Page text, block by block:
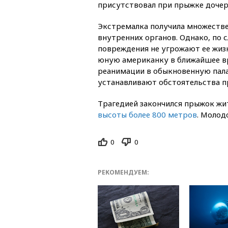
присутствовал при прыжке
Экстремалка получила
внутренних органов. Однако, по
повреждения не угрожают ее
юную американку в ближайшее
реанимации в обыкновенную
устанавливают обстоятельства
Трагедией закончился прыжок
высоты более 800 метров.
0 0
РЕКОМЕНДУЕМ: